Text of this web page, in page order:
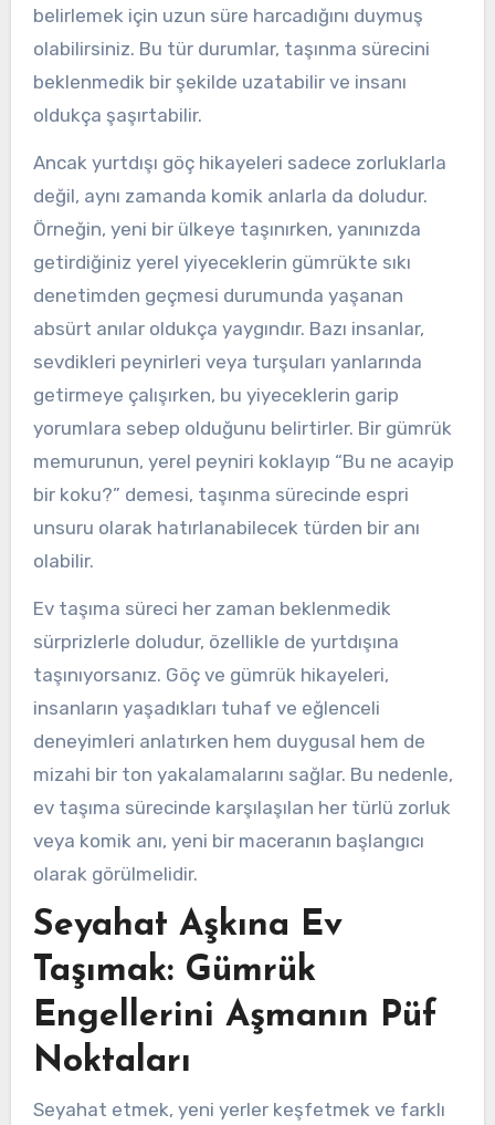
belirlemek için uzun süre harcadığını duymuş
olabilirsiniz. Bu tür durumlar, taşınma sürecini
beklenmedik bir şekilde uzatabilir ve insanı
oldukça şaşırtabilir.
Ancak yurtdışı göç hikayeleri sadece zorluklarla
değil, aynı zamanda komik anlarla da doludur.
Örneğin, yeni bir ülkeye taşınırken, yanınızda
getirdiğiniz yerel yiyeceklerin gümrükte sıkı
denetimden geçmesi durumunda yaşanan
absürt anılar oldukça yaygındır. Bazı insanlar,
sevdikleri peynirleri veya turşuları yanlarında
getirmeye çalışırken, bu yiyeceklerin garip
yorumlara sebep olduğunu belirtirler. Bir gümrük
memurunun, yerel peyniri koklayıp “Bu ne acayip
bir koku?” demesi, taşınma sürecinde espri
unsuru olarak hatırlanabilecek türden bir anı
olabilir.
Ev taşıma süreci her zaman beklenmedik
sürprizlerle doludur, özellikle de yurtdışına
taşınıyorsanız. Göç ve gümrük hikayeleri,
insanların yaşadıkları tuhaf ve eğlenceli
deneyimleri anlatırken hem duygusal hem de
mizahi bir ton yakalamalarını sağlar. Bu nedenle,
ev taşıma sürecinde karşılaşılan her türlü zorluk
veya komik anı, yeni bir maceranın başlangıcı
olarak görülmelidir.
Seyahat Aşkına Ev
Taşımak: Gümrük
Engellerini Aşmanın Püf
Noktaları
Seyahat etmek, yeni yerler keşfetmek ve farklı